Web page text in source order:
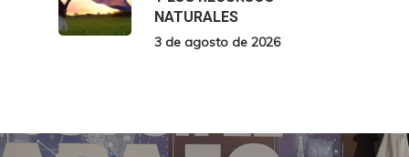
NATURALES
3 de agosto de 2026